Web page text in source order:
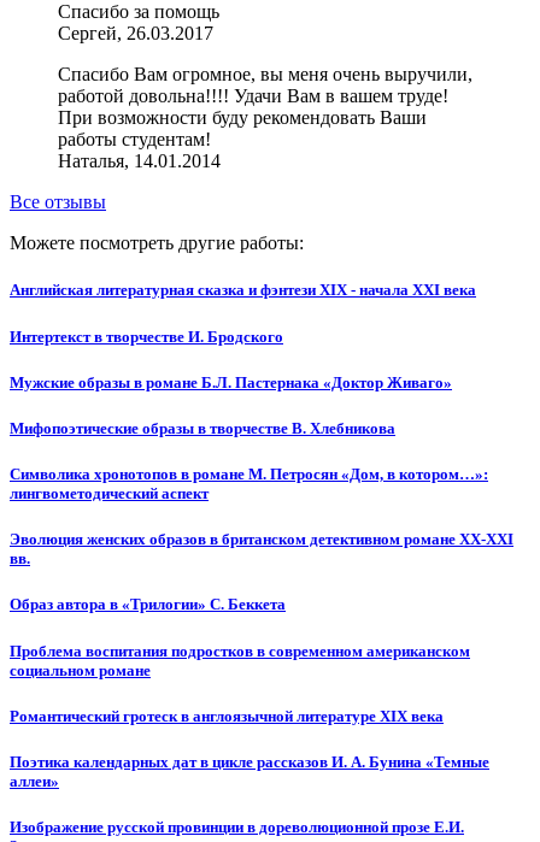
Спасибо за помощь
Сергей, 26.03.2017
Спасибо Вам огромное, вы меня очень выручили,
работой довольна!!!! Удачи Вам в вашем труде!
При возможности буду рекомендовать Ваши
работы студентам!
Наталья, 14.01.2014
Все отзывы
Можете посмотреть другие работы:
Английская литературная сказка и фэнтези XIX - начала XXI века
Интертекст в творчестве И. Бродского
Мужские образы в романе Б.Л. Пастернака «Доктор Живаго»
Мифопоэтические образы в творчестве В. Хлебникова
Символика хронотопов в романе М. Петросян «Дом, в котором…»:
лингвометодический аспект
Эволюция женских образов в британском детективном романе XX-XXI
вв.
Образ автора в «Трилогии» С. Беккета
Проблема воспитания подростков в современном американском
социальном романе
Романтический гротеск в англоязычной литературе XIX века
Поэтика календарных дат в цикле рассказов И. А. Бунина «Темные
аллеи»
Изображение русской провинции в дореволюционной прозе Е.И.